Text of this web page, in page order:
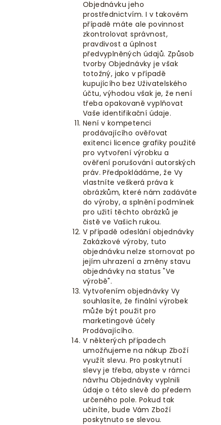
Objednávku jeho
prostřednictvím. I v takovém
případě máte ale povinnost
zkontrolovat správnost,
pravdivost a úplnost
předvyplněných údajů. Způsob
tvorby Objednávky je však
totožný, jako v případě
kupujícího bez Uživatelského
účtu, výhodou však je, že není
třeba opakovaně vyplňovat
Vaše identifikační údaje.
Není v kompetenci
prodávajícího ověřovat
exitenci licence grafiky použité
pro vytvoření výrobku a
ověření porušování autorských
práv. Předpokládáme, že Vy
vlastníte veškerá práva k
obrázkům, které nám zadáváte
do výroby, a splnění podmínek
pro užití těchto obrázků je
čistě ve Vašich rukou.
V případě odeslání objednávky
Zakázkové výroby, tuto
objednávku nelze stornovat po
jejím uhrazení a změny stavu
objednávky na status "Ve
výrobě".
Vytvořením objednávky Vy
souhlasíte, že finální výrobek
může být použit pro
marketingové účely
Prodávajícího.
V některých případech
umožňujeme na nákup Zboží
využít slevu. Pro poskytnutí
slevy je třeba, abyste v rámci
návrhu Objednávky vyplnili
údaje o této slevě do předem
určeného pole. Pokud tak
učiníte, bude Vám Zboží
poskytnuto se slevou.